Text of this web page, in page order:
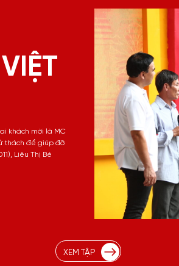
khách mời là MC
thách để giúp đỡ
Liêu Thị Bé
XEM TẬP